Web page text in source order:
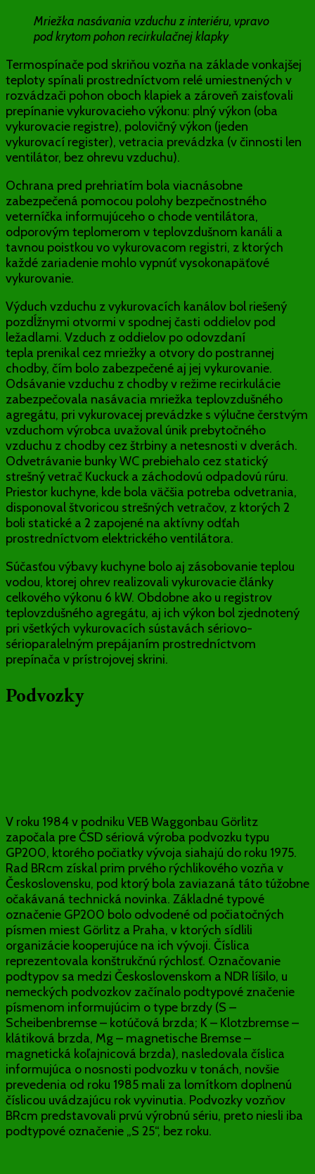
Mriežka nasávania vzduchu z interiéru, vpravo
pod krytom pohon recirkulačnej klapky
Termospínače pod skriňou vozňa na základe vonkajšej
teploty spínali prostredníctvom relé umiestnených v
rozvádzači pohon oboch klapiek a zároveň zaisťovali
prepínanie vykurovacieho výkonu: plný výkon (oba
vykurovacie registre), polovičný výkon (jeden
vykurovací register), vetracia prevádzka (v činnosti len
ventilátor, bez ohrevu vzduchu).
Ochrana pred prehriatím bola viacnásobne
zabezpečená pomocou polohy bezpečnostného
veterníčka informujúceho o chode ventilátora,
odporovým teplomerom v teplovzdušnom kanáli a
tavnou poistkou vo vykurovacom registri, z ktorých
každé zariadenie mohlo vypnúť vysokonapäťové
vykurovanie.
Výduch vzduchu z vykurovacích kanálov bol riešený
pozdĺžnymi otvormi v spodnej časti oddielov pod
ležadlami. Vzduch z oddielov po odovzdaní
tepla prenikal cez mriežky a otvory do postrannej
chodby, čím bolo zabezpečené aj jej vykurovanie.
Odsávanie vzduchu z chodby v režime recirkulácie
zabezpečovala nasávacia mriežka teplovzdušného
agregátu, pri vykurovacej prevádzke s výlučne čerstvým
vzduchom výrobca uvažoval únik prebytočného
vzduchu z chodby cez štrbiny a netesnosti v dverách.
Odvetrávanie bunky WC prebiehalo cez statický
strešný vetrač Kuckuck a záchodovú odpadovú rúru.
Priestor kuchyne, kde bola väčšia potreba odvetrania,
disponoval štvoricou strešných vetračov, z ktorých 2
boli statické a 2 zapojené na aktívny odťah
prostredníctvom elektrického ventilátora.
Súčasťou výbavy kuchyne bolo aj zásobovanie teplou
vodou, ktorej ohrev realizovali vykurovacie články
celkového výkonu 6 kW. Obdobne ako u registrov
teplovzdušného agregátu, aj ich výkon bol zjednotený
pri všetkých vykurovacích sústavách sériovo-
sérioparalelným prepájaním prostredníctvom
prepínača v prístrojovej skrini.
Podvozky
V roku 1984 v podniku VEB Waggonbau Görlitz
započala pre ČSD sériová výroba podvozku typu
GP200, ktorého počiatky vývoja siahajú do roku 1975.
Rad BRcm získal prim prvého rýchlikového vozňa v
Československu, pod ktorý bola zaviazaná táto túžobne
očakávaná technická novinka. Základné typové
označenie GP200 bolo odvodené od počiatočných
písmen miest Görlitz a Praha, v ktorých sídlili
organizácie kooperujúce na ich vývoji. Číslica
reprezentovala konštrukčnú rýchlosť. Označovanie
podtypov sa medzi Československom a NDR líšilo, u
nemeckých podvozkov začínalo podtypové značenie
písmenom informujúcim o type brzdy (S –
Scheibenbremse – kotúčová brzda; K – Klotzbremse –
klátiková brzda, Mg – magnetische Bremse –
magnetická koľajnicová brzda), nasledovala číslica
informujúca o nosnosti podvozku v tonách, novšie
prevedenia od roku 1985 mali za lomítkom doplnenú
číslicou uvádzajúcu rok vyvinutia. Podvozky vozňov
BRcm predstavovali prvú výrobnú sériu, preto niesli iba
podtypové označenie „S 25“, bez roku.